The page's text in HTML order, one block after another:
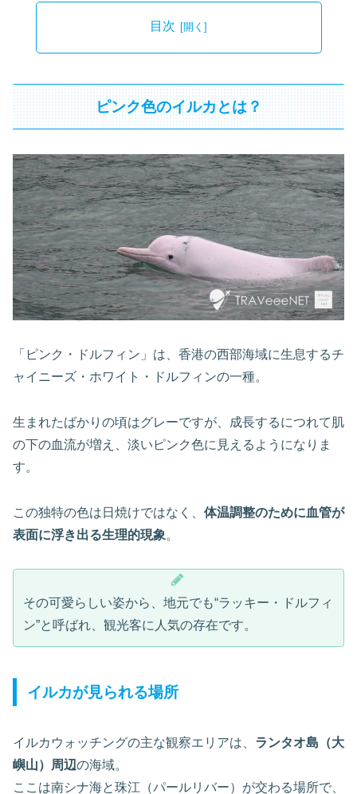
目次
ピンク色のイルカとは？
「ピンク・ドルフィン」は、香港の西部海域に生息するチ
ャイニーズ・ホワイト・ドルフィンの一種。
生まれたばかりの頃はグレーですが、成長するにつれて肌
の下の血流が増え、淡いピンク色に見えるようになりま
す。
この独特の色は日焼けではなく、 体温調整のために血管が
表面に浮き出る生理的現象。
その可愛らしい姿から、地元でも“ラッキー・ドルフィ
ン”と呼ばれ、観光客に人気の存在です。
イルカが見られる場所
イルカウォッチングの主な観察エリアは、 ランタオ島（大
嶼山）周辺の海域。
ここは南シナ海と珠江（パールリバー）が交わる場所で、